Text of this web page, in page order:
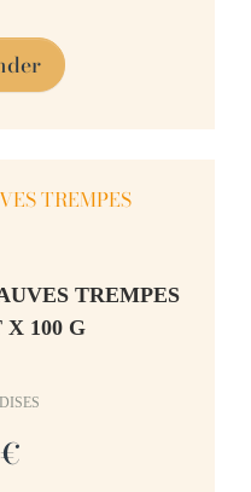
TREMPES
100 G